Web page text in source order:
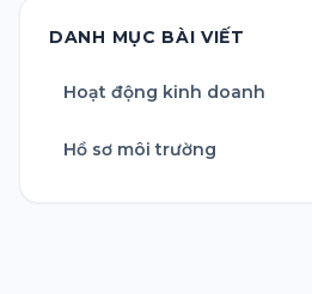
DANH MỤC BÀI VIẾT
Hoạt động kinh doanh
Hồ sơ môi trường